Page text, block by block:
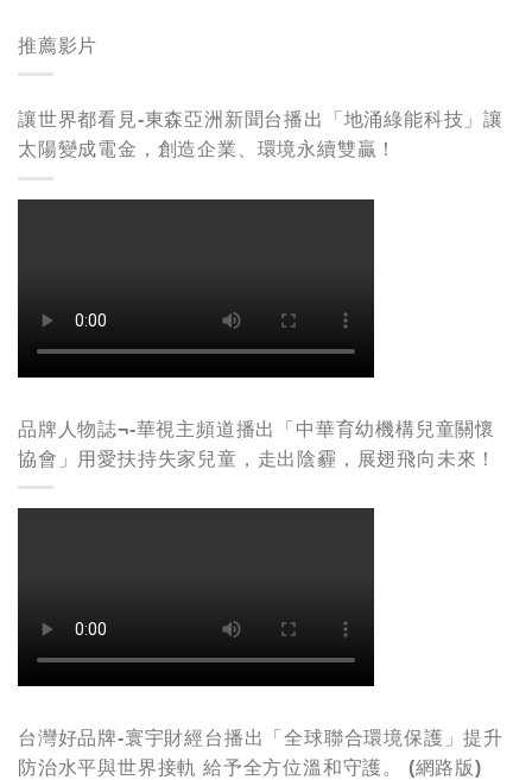
推薦影片
讓世界都看見-東森亞洲新聞台播出「地涌綠能科技」讓
太陽變成電金，創造企業、環境永續雙贏！
品牌人物誌¬-華視主頻道播出「中華育幼機構兒童關懷
協會」用愛扶持失家兒童，走出陰霾，展翅飛向未來！
台灣好品牌-寰宇財經台播出「全球聯合環境保護」提升
防治水平與世界接軌 給予全方位溫和守護。 (網路版)